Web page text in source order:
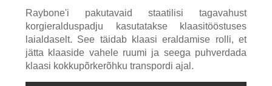
Raybone'i pakutavaid staatilisi tagavahust
korgieralduspadju kasutatakse klaasitööstuses
laialdaselt. See täidab klaasi eraldamise rolli, et
jätta klaaside vahele ruumi ja seega puhverdada
klaasi kokkupõrkerõhku transpordi ajal.